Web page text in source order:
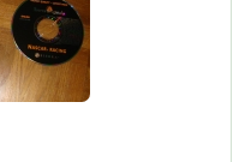
TwitterÜber Tauschbu↔de
Erweitere Suche